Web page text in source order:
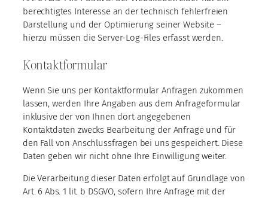
berechtigtes Interesse an der technisch fehlerfreien
Darstellung und der Optimierung seiner Website –
hierzu müssen die Server-Log-Files erfasst werden.
Kontaktformular
Wenn Sie uns per Kontaktformular Anfragen zukommen
lassen, werden Ihre Angaben aus dem Anfrageformular
inklusive der von Ihnen dort angegebenen
Kontaktdaten zwecks Bearbeitung der Anfrage und für
den Fall von Anschlussfragen bei uns gespeichert. Diese
Daten geben wir nicht ohne Ihre Einwilligung weiter.
Die Verarbeitung dieser Daten erfolgt auf Grundlage von
Art. 6 Abs. 1 lit. b DSGVO, sofern Ihre Anfrage mit der